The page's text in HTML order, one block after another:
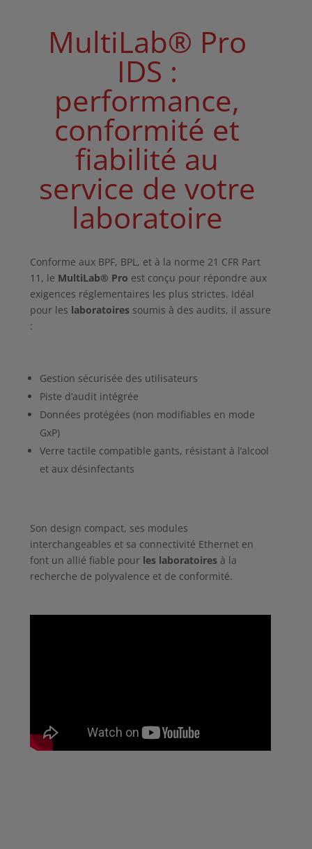
MultiLab® Pro
IDS :
performance,
conformité et
fiabilité au
service de votre
laboratoire
Conforme aux BPF, BPL, et à la norme 21 CFR Part
11, le MultiLab® Pro est conçu pour répondre aux
exigences réglementaires les plus strictes. Idéal
pour les laboratoires soumis à des audits, il assure
:
Gestion sécurisée des utilisateurs
Piste d’audit intégrée
Données protégées (non modifiables en mode
GxP)
Verre tactile compatible gants, résistant à l’alcool
et aux désinfectants
Son design compact, ses modules
interchangeables et sa connectivité Ethernet en
font un allié fiable pour les laboratoires à la
recherche de polyvalence et de conformité.